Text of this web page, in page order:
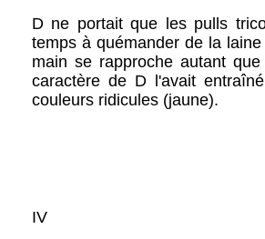
D ne portait que les pulls
temps à quémander de la
main se rapproche autant
caractère de D l'avait
couleurs ridicules (jaune).
IV